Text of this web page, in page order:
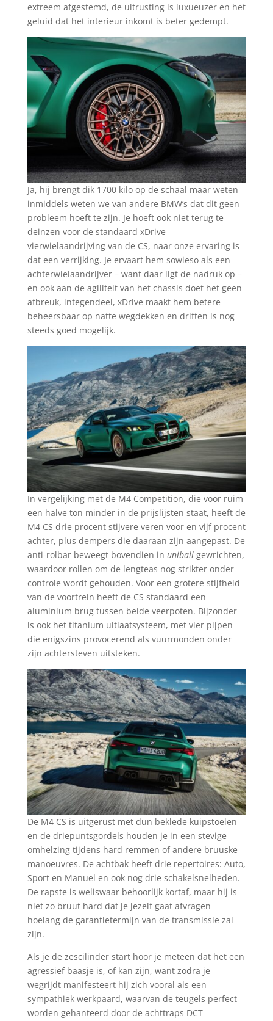
extreem afgestemd, de uitrusting is luxueuzer en het
geluid dat het interieur inkomt is beter gedempt.
Ja, hij brengt dik 1700 kilo op de schaal maar weten
inmiddels weten we van andere BMW’s dat dit geen
probleem hoeft te zijn. Je hoeft ook niet terug te
deinzen voor de standaard xDrive
vierwielaandrijving van de CS, naar onze ervaring is
dat een verrijking. Je ervaart hem sowieso als een
achterwielaandrijver – want daar ligt de nadruk op –
en ook aan de agiliteit van het chassis doet het geen
afbreuk, integendeel, xDrive maakt hem betere
beheersbaar op natte wegdekken en driften is nog
steeds goed mogelijk.
In vergelijking met de M4 Competition, die voor ruim
een halve ton minder in de prijslijsten staat, heeft de
M4 CS drie procent stijvere veren voor en vijf procent
achter, plus dempers die daaraan zijn aangepast. De
anti-rolbar beweegt bovendien in uniballgewrichten,
waardoor rollen om de lengteas nog strikter onder
controle wordt gehouden. Voor een grotere stijfheid
van de voortrein heeft de CS standaard een
aluminium brug tussen beide veerpoten. Bijzonder
is ook het titanium uitlaatsysteem, met vier pijpen
die enigszins provocerend als vuurmonden onder
zijn achtersteven uitsteken.
De M4 CS is uitgerust met dun beklede kuipstoelen
en de driepuntsgordels houden je in een stevige
omhelzing tijdens hard remmen of andere bruuske
manoeuvres. De achtbak heeft drie repertoires: Auto,
Sport en Manuel en ook nog drie schakelsnelheden.
De rapste is weliswaar behoorlijk kortaf, maar hij is
niet zo bruut hard dat je jezelf gaat afvragen
hoelang de garantietermijn van de transmissie zal
zijn.
Als je de zescilinder start hoor je meteen dat het een
agressief baasje is, of kan zijn, want zodra je
wegrijdt manifesteert hij zich vooral als een
sympathiek werkpaard, waarvan de teugels perfect
worden gehanteerd door de achttraps DCT